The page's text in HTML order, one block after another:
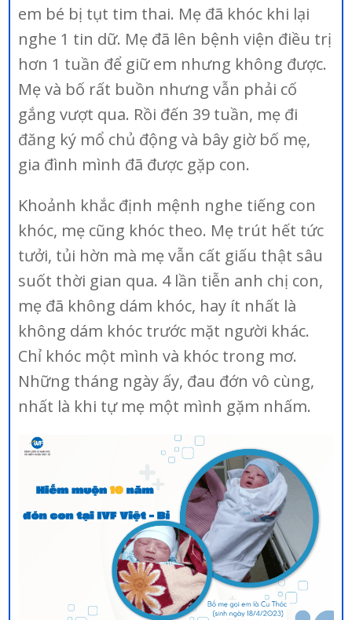
em bé bị tụt tim thai. Mẹ đã khóc khi lại
nghe 1 tin dữ. Mẹ đã lên bệnh viện điều trị
hơn 1 tuần để giữ em nhưng không được.
Mẹ và bố rất buồn nhưng vẫn phải cố
gắng vượt qua. Rồi đến 39 tuần, mẹ đi
đăng ký mổ chủ động và bây giờ bố mẹ,
gia đình mình đã được gặp con.
Khoảnh khắc định mệnh nghe tiếng con
khóc, mẹ cũng khóc theo. Mẹ trút hết tức
tưởi, tủi hờn mà mẹ vẫn cất giấu thật sâu
suốt thời gian qua. 4 lần tiễn anh chị con,
mẹ đã không dám khóc, hay ít nhất là
không dám khóc trước mặt người khác.
Chỉ khóc một mình và khóc trong mơ.
Những tháng ngày ấy, đau đớn vô cùng,
nhất là khi tự mẹ một mình gặm nhấm.